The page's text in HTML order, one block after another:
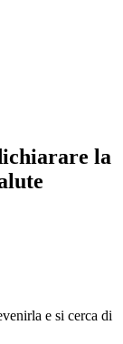
la
e si cerca di